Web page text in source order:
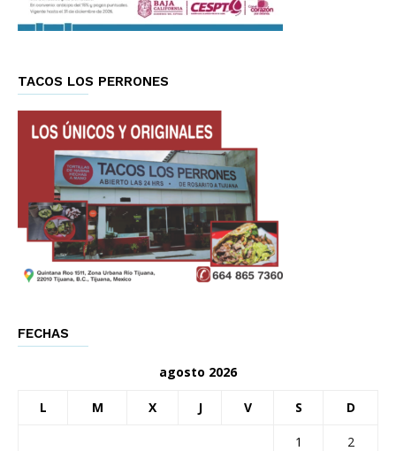
TACOS LOS PERRONES
FECHAS
agosto 2026
L M X J V S D
1
2